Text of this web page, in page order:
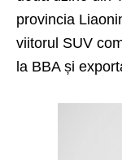
provincia
viitorul SUV
la BBA și